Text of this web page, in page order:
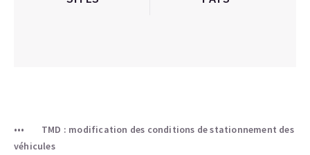
TMD : modification des conditions de stationnement des
véhicules